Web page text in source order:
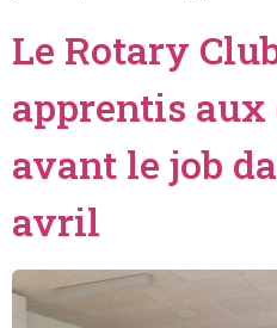
Le Rotary
apprentis
avant le job
avril